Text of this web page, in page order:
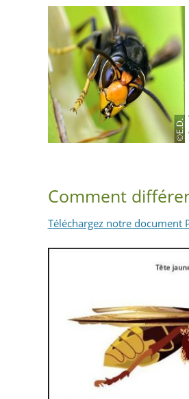
Comment
Téléchargez notre document